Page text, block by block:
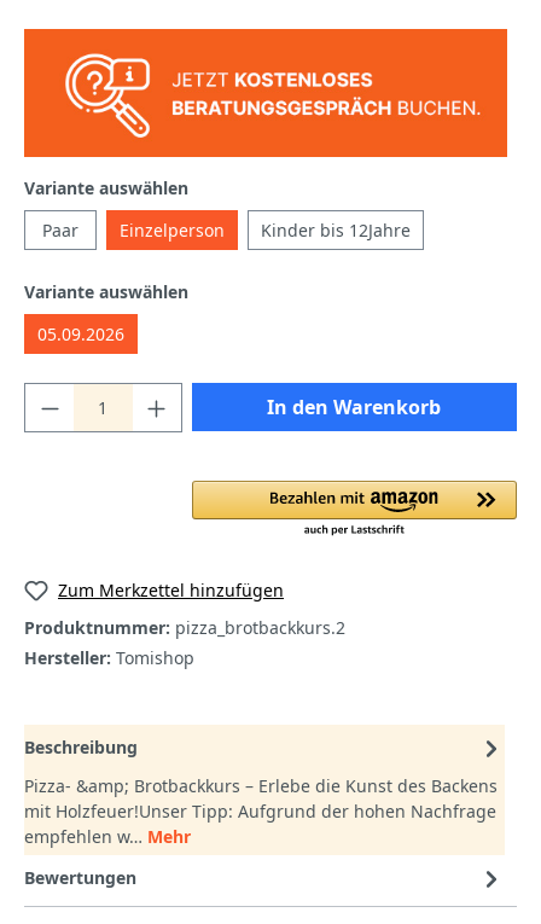
Variante auswählen
Paar
Einzelperson Kinder bis 12Jahre
Variante auswählen
05.09.2026
In den Warenkorb
Zum Merkzettel hinzufügen
Produktnummer: pizza_brotbackkurs.2
Hersteller: Tomishop
Beschreibung
Pizza- &amp; Brotbackkurs – Erlebe die Kunst des Backens
mit Holzfeuer!Unser Tipp: Aufgrund der hohen Nachfrage
empfehlen w… Mehr
Bewertungen